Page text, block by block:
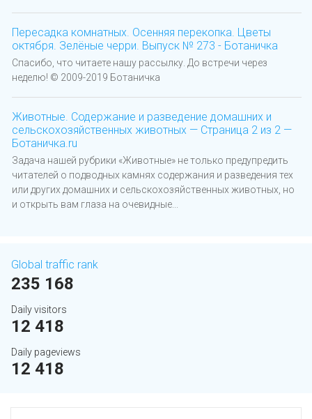
Пересадка комнатных. Осенняя перекопка. Цветы
октября. Зелёные черри. Выпуск № 273 - Ботаничка
Спасибо, что читаете нашу рассылку. До встречи через
неделю! © 2009-2019 Ботаничка
Животные. Содержание и разведение домашних и
сельскохозяйственных животных — Страница 2 из 2 —
Ботаничка.ru
Задача нашей рубрики «Животные» не только предупредить
читателей о подводных камнях содержания и разведения тех
или других домашних и сельскохозяйственных животных, но
и открыть вам глаза на очевидные...
Global traffic rank
235 168
Daily visitors
12 418
Daily pageviews
12 418